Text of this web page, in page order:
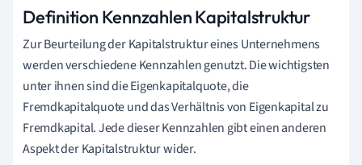
Definition Kennzahlen Kapitalstruktur
Zur Beurteilung der Kapitalstruktur eines Unternehmens
werden verschiedene Kennzahlen genutzt. Die wichtigsten
unter ihnen sind die Eigenkapitalquote, die
Fremdkapitalquote und das Verhältnis von Eigenkapital zu
Fremdkapital. Jede dieser Kennzahlen gibt einen anderen
Aspekt der Kapitalstruktur wider.